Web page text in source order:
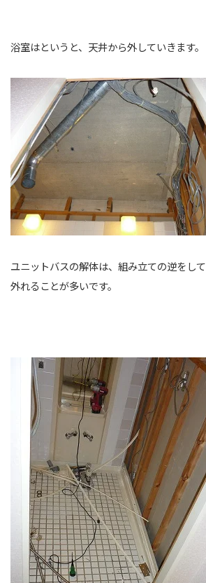
浴室はというと、天井から外していきます
ユニットバスの解体は、組み立ての逆をし
外れることが多いです。